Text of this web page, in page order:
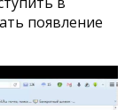
появление